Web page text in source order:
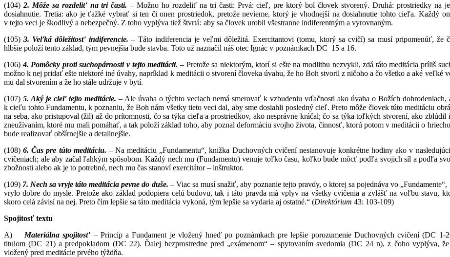
(104) 2. Môže sa rozdeliť na tri časti. – Možno ho rozdeliť na tri časti: Prvá: cieľ, pre ktorý bol človek stvorený. Druhá: prostriedky na
dosiahnutie. Tretia: ako je ťažké vybrať si ten či onen prostriedok, pretože nevieme, ktorý je vhodnejší na dosiahnutie tohto cieľa. Každý
v tejto veci je škodlivý a nebezpečný. Z toho vyplýva tiež štvrtá: aby sa človek urobil všestranne indiferentným a vyrovnaným.
(105)3. Veľká dôležitosť indiferencie. – Táto indiferencia je veľmi dôležitá. Exercitantovi (tomu, ktorý sa cvičí) sa musí pripomenúť, že
hlbšie položí tento základ, tým pevnejšia bude stavba. Toto už naznačil náš otec Ignác v poznámkach DC 15 a 16.
(106)4. Pomôcky proti suchopárnosti v tejto meditácii. – Pretože sa niektorým, ktorí si ešte na modlitbu nezvykli, zdá táto meditácia príliš
možno k nej pridať ešte niektoré iné úvahy, napríklad k meditácii o stvorení človeka úvahu, že ho Boh stvoril z ničoho a čo všetko a aké veľké
mu dal stvorením a že ho stále udržuje v bytí.
(107) 5. Aký je cieľ tejto meditácie. – Ale úvaha o týchto veciach nemá smerovať k vzbudeniu vďačnosti ako úvaha o Božích dobrodeniach,
k cieľu tohto Fundamentu, k poznaniu, že Boh nám všetky tieto veci dal, aby sme dosiahli posledný cieľ. Preto môže človek túto meditáciu
na seba, ako pristupoval (žil) až do prítomnosti, čo sa týka cieľa a prostriedkov, ako nesprávne kráčal; čo sa týka toľkých stvorení, ako zblúdil
zneužívaním, ktoré mu mali pomáhať, a tak položí základ toho, aby poznal deformáciu svojho života, činnosť, ktorú potom v meditácii o
bude realizovať obšírnejšie a detailnejšie.
(108)6. Čas pre túto meditáciu. – Na meditáciu „Fundamentu“, knižka Duchovných cvičení nestanovuje konkrétne hodiny ako v
cvičeniach; ale aby začal ľahkým spôsobom. Každý nech mu (Fundamentu) venuje toľko času, koľko bude môcť podľa svojich síl a podľa
zbožnosti alebo ak je to potrebné, nech mu čas stanoví exercitátor – inštruktor.
(109) 7. Nech sa vryje táto meditácia pevne do duše. – Viac sa musí snažiť, aby poznanie tejto pravdy, o ktorej sa pojednáva vo „Fundamente“,
vrylo dobre do mysle. Pretože ako základ podopiera celú budovu, tak i táto pravda má vplyv na všetky cvičenia a zvlášť na voľbu stavu,
skoro celá závisí na nej. Preto čím lepšie sa táto meditácia vykoná, tým lepšie sa vydaria aj ostatné.“ (Direktórium 43: 103-109)
Spojitosť textu
A) Materiálna spojitosť – Princíp a Fundament je vložený hneď po poznámkach pre lepšie porozumenie Duchovných cvičení (DC 1-
titulom (DC 21) a predpokladom (DC 22). Ďalej bezprostredne pred „exámenom“ – spytovaním svedomia (DC 24 n), z čoho vyplýva,
vložený pred meditácie prvého týždňa.